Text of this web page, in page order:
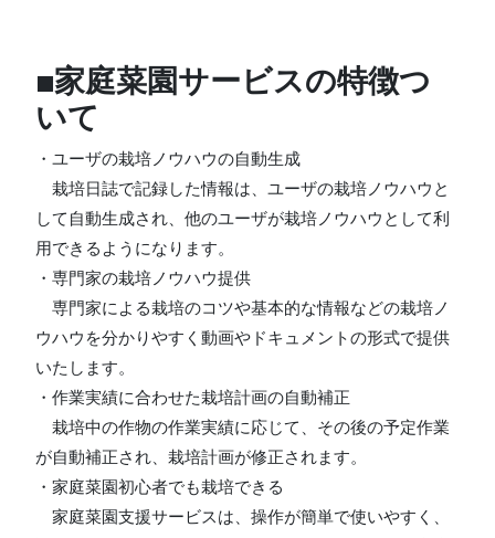
■家庭菜園サービスの特徴つ
いて
・ユーザの栽培ノウハウの自動生成
栽培日誌で記録した情報は、ユーザの栽培ノウハウと
して自動生成され、他のユーザが栽培ノウハウとして利
用できるようになります。
・専門家の栽培ノウハウ提供
専門家による栽培のコツや基本的な情報などの栽培ノ
ウハウを分かりやすく動画やドキュメントの形式で提供
いたします。
・作業実績に合わせた栽培計画の自動補正
栽培中の作物の作業実績に応じて、その後の予定作業
が自動補正され、栽培計画が修正されます。
・家庭菜園初心者でも栽培できる
家庭菜園支援サービスは、操作が簡単で使いやすく、